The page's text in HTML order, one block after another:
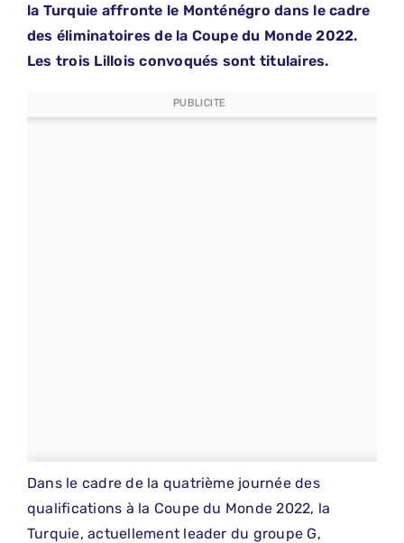
la Turquie affronte le Monténégro dans le cadre
des éliminatoires de la Coupe du Monde 2022.
Les trois Lillois convoqués sont titulaires.
PUBLICITE
Dans le cadre de la quatrième journée des
qualifications à la Coupe du Monde 2022, la
Turquie, actuellement leader du groupe G,